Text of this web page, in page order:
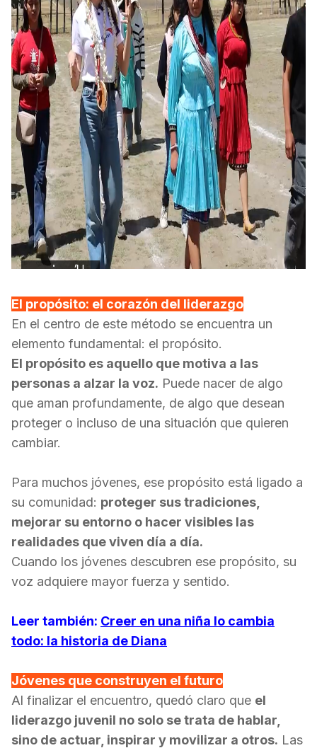
El propósito: el corazón del liderazgo
En el centro de este método se encuentra un
elemento fundamental: el propósito.
El propósito es aquello que motiva a las
personas a alzar la voz. Puede nacer de algo
que aman profundamente, de algo que desean
proteger o incluso de una situación que quieren
cambiar.
Para muchos jóvenes, ese propósito está ligado a
su comunidad: proteger sus tradiciones,
mejorar su entorno o hacer visibles las
realidades que viven día a día.
Cuando los jóvenes descubren ese propósito, su
voz adquiere mayor fuerza y sentido.
Leer también: Creer en una niña lo cambia
todo: la historia de Diana
Jóvenes que construyen el futuro
Al finalizar el encuentro, quedó claro que el
liderazgo juvenil no solo se trata de hablar,
sino de actuar, inspirar y movilizar a otros. Las